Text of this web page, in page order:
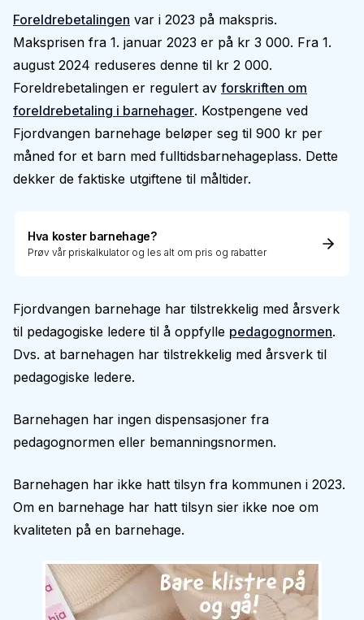
Foreldrebetalingen var i 2023 på makspris.
Maksprisen fra 1. januar 2023 er på kr 3 000. Fra 1.
august 2024 reduseres denne til kr 2 000.
Foreldrebetalingen er regulert av forskriften om
foreldrebetaling i barnehager. Kostpengene ved
Fjordvangen barnehage beløper seg til 900 kr per
måned for et barn med fulltidsbarnehageplass. Dette
dekker de faktiske utgiftene til måltider.
Hva koster barnehage?
Prøv vår priskalkulator og les alt om pris og rabatter
Fjordvangen barnehage har tilstrekkelig med årsverk
til pedagogiske ledere til å oppfylle pedagognormen.
Dvs. at barnehagen har tilstrekkelig med årsverk til
pedagogiske ledere.
Barnehagen har ingen dispensasjoner fra
pedagognormen eller bemanningsnormen.
Barnehagen har ikke hatt tilsyn fra kommunen i 2023.
Om en barnehage har hatt tilsyn sier ikke noe om
kvaliteten på en barnehage.